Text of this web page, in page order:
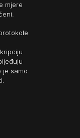
mjere
je samo